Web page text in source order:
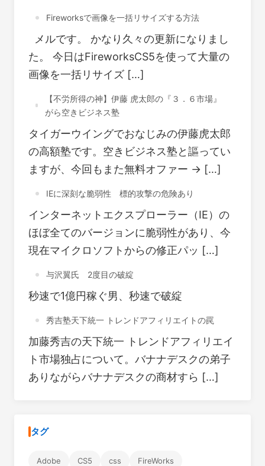
Fireworksで画像を一括リサイズする方法
メルです。 かなり久々の更新になりまし
た。 今日はFireworksCS5を使って大量の
画像を一括リサイズ […]
【不労所得の神】伊藤 虎太郎の『３．６市場』
がら空きビジネス塾
タイガーウイングでおなじみの伊藤虎太郎
の高額塾です。空きビジネス塾と謳ってい
ますが、今回もまた無料オファー → […]
IEに深刻な脆弱性 標的攻撃の危険あり
インターネットエクスプローラー（IE）の
ほぼ全てのバージョンに脆弱性があり、今
現在マイクロソフトからの修正パッ […]
与沢翼氏 2度目の破綻
秒速で1億円稼ぐ男、秒速で破綻
秀吉塾天下統一 トレンドアフィリエイトの罠
加藤秀吉の天下統一 トレンドアフィリエイ
ト市場独占について。バナナデスクの弟子
ありながらバナナデスクの商材すら […]
タグ
Adobe CS5 css FireWorks